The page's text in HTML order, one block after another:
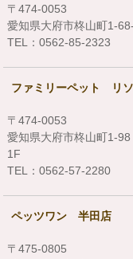
〒474-0053
愛知県大府市柊山町1-
TEL：0562-85-2323
ファミリーペット リ
〒474-0053
愛知県大府市柊山町1-
1F
TEL：0562-57-2280
ペッツワン 半田店
〒475-0805